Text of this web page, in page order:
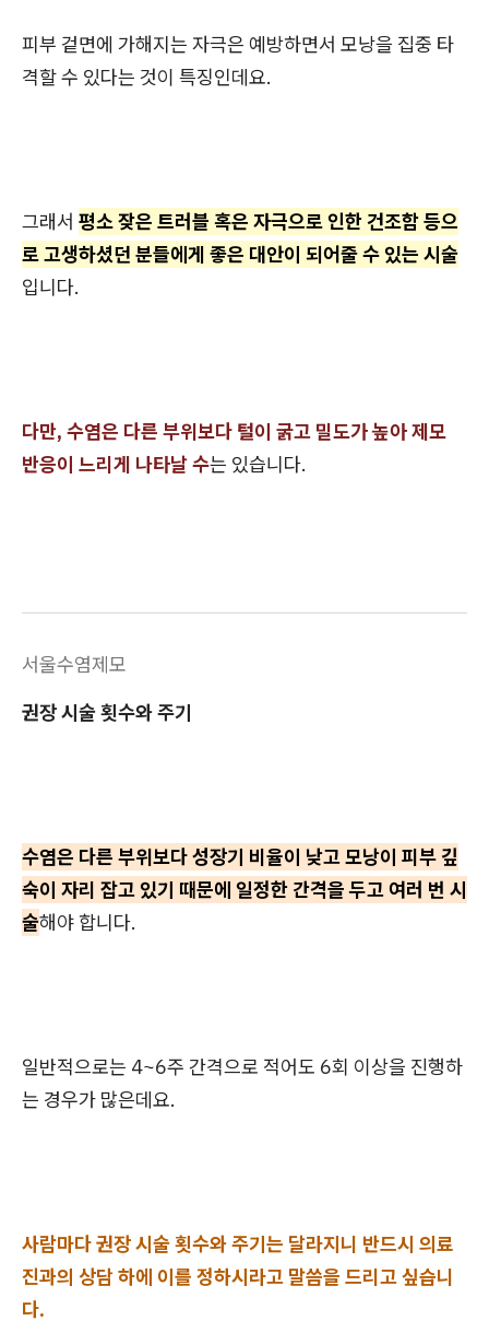
피부 겉면에 가해지는 자극은 예방하면서 모낭을 집중 타
격할 수 있다는 것이 특징인데요.
그래서 평소 잦은 트러블 혹은 자극으로 인한 건조함 등으
로 고생하셨던 분들에게 좋은 대안이 되어줄 수 있는 시술
입니다.
다만, 수염은 다른 부위보다 털이 굵고 밀도가 높아 제모
반응이 느리게 나타날 수는 있습니다.
서울수염제모
권장 시술 횟수와 주기
수염은 다른 부위보다 성장기 비율이 낮고 모낭이 피부 깊
숙이 자리 잡고 있기 때문에 일정한 간격을 두고 여러 번 시
술해야 합니다.
일반적으로는 4~6주 간격으로 적어도 6회 이상을 진행하
는 경우가 많은데요.
사람마다 권장 시술 횟수와 주기는 달라지니 반드시 의료
진과의 상담 하에 이를 정하시라고 말씀을 드리고 싶습니
다.